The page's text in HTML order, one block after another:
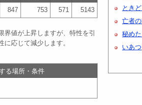
847 753 571 5143
界値が上昇しますが、特性を引
に応じて減少します。
る場所・条件
とき
亡者
秘め
いあつ